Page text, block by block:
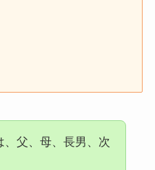
父、母、長男、次